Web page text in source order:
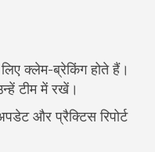
क्लेम-ब्रेकिंग होते हैं।
टीम में रखें।
और प्रैक्टिस रिपोर्ट